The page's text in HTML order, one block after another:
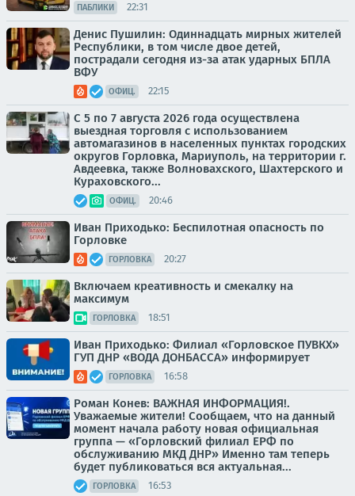
ПАБЛИКИ 22:31
Денис Пушилин: Одиннадцать мирных жителей
Республики, в том числе двое детей,
пострадали сегодня из-за атак ударных БПЛА
ВФУ
ОФИЦ. 22:15
С 5 по 7 августа 2026 года осуществлена
выездная торговля с использованием
автомагазинов в населенных пунктах городских
округов Горловка, Мариуполь, на территории г.
Авдеевка, также Волновахского, Шахтерского и
Кураховского...
ОФИЦ. 20:46
Иван Приходько: Беспилотная опасность по
Горловке
ГОРЛОВКА 20:27
Включаем креативность и смекалку на
максимум
ГОРЛОВКА 18:51
Иван Приходько: Филиал «Горловское ПУВКХ»
ГУП ДНР «ВОДА ДОНБАССА» информирует
ГОРЛОВКА 16:58
Роман Конев: ВАЖНАЯ ИНФОРМАЦИЯ!.
Уважаемые жители! Сообщаем, что на данный
момент начала работу новая официальная
группа — «Горловский филиал ЕРФ по
обслуживанию МКД ДНР» Именно там теперь
будет публиковаться вся актуальная...
ГОРЛОВКА 16:53